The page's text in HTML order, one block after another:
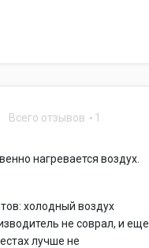
Всего отзывов 1
нагревается воздух.
холодный воздух
не соврал, и еще
лучше не